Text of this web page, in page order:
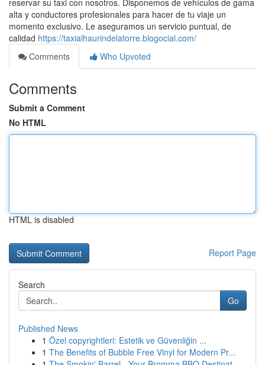
reservar su taxi con nosotros. Disponemos de vehículos de gama
alta y conductores profesionales para hacer de tu viaje un
momento exclusivo. Le aseguramos un servicio puntual, de
calidad https://taxialhaurindelatorre.blogocial.com/
Comments
Who Upvoted
Comments
Submit a Comment
No HTML
HTML is disabled
Report Page
Search
Go
Published News
1 Özel copyrightleri: Estetik ve Güvenliğin ...
1 The Benefits of Bubble Free Vinyl for Modern Pr...